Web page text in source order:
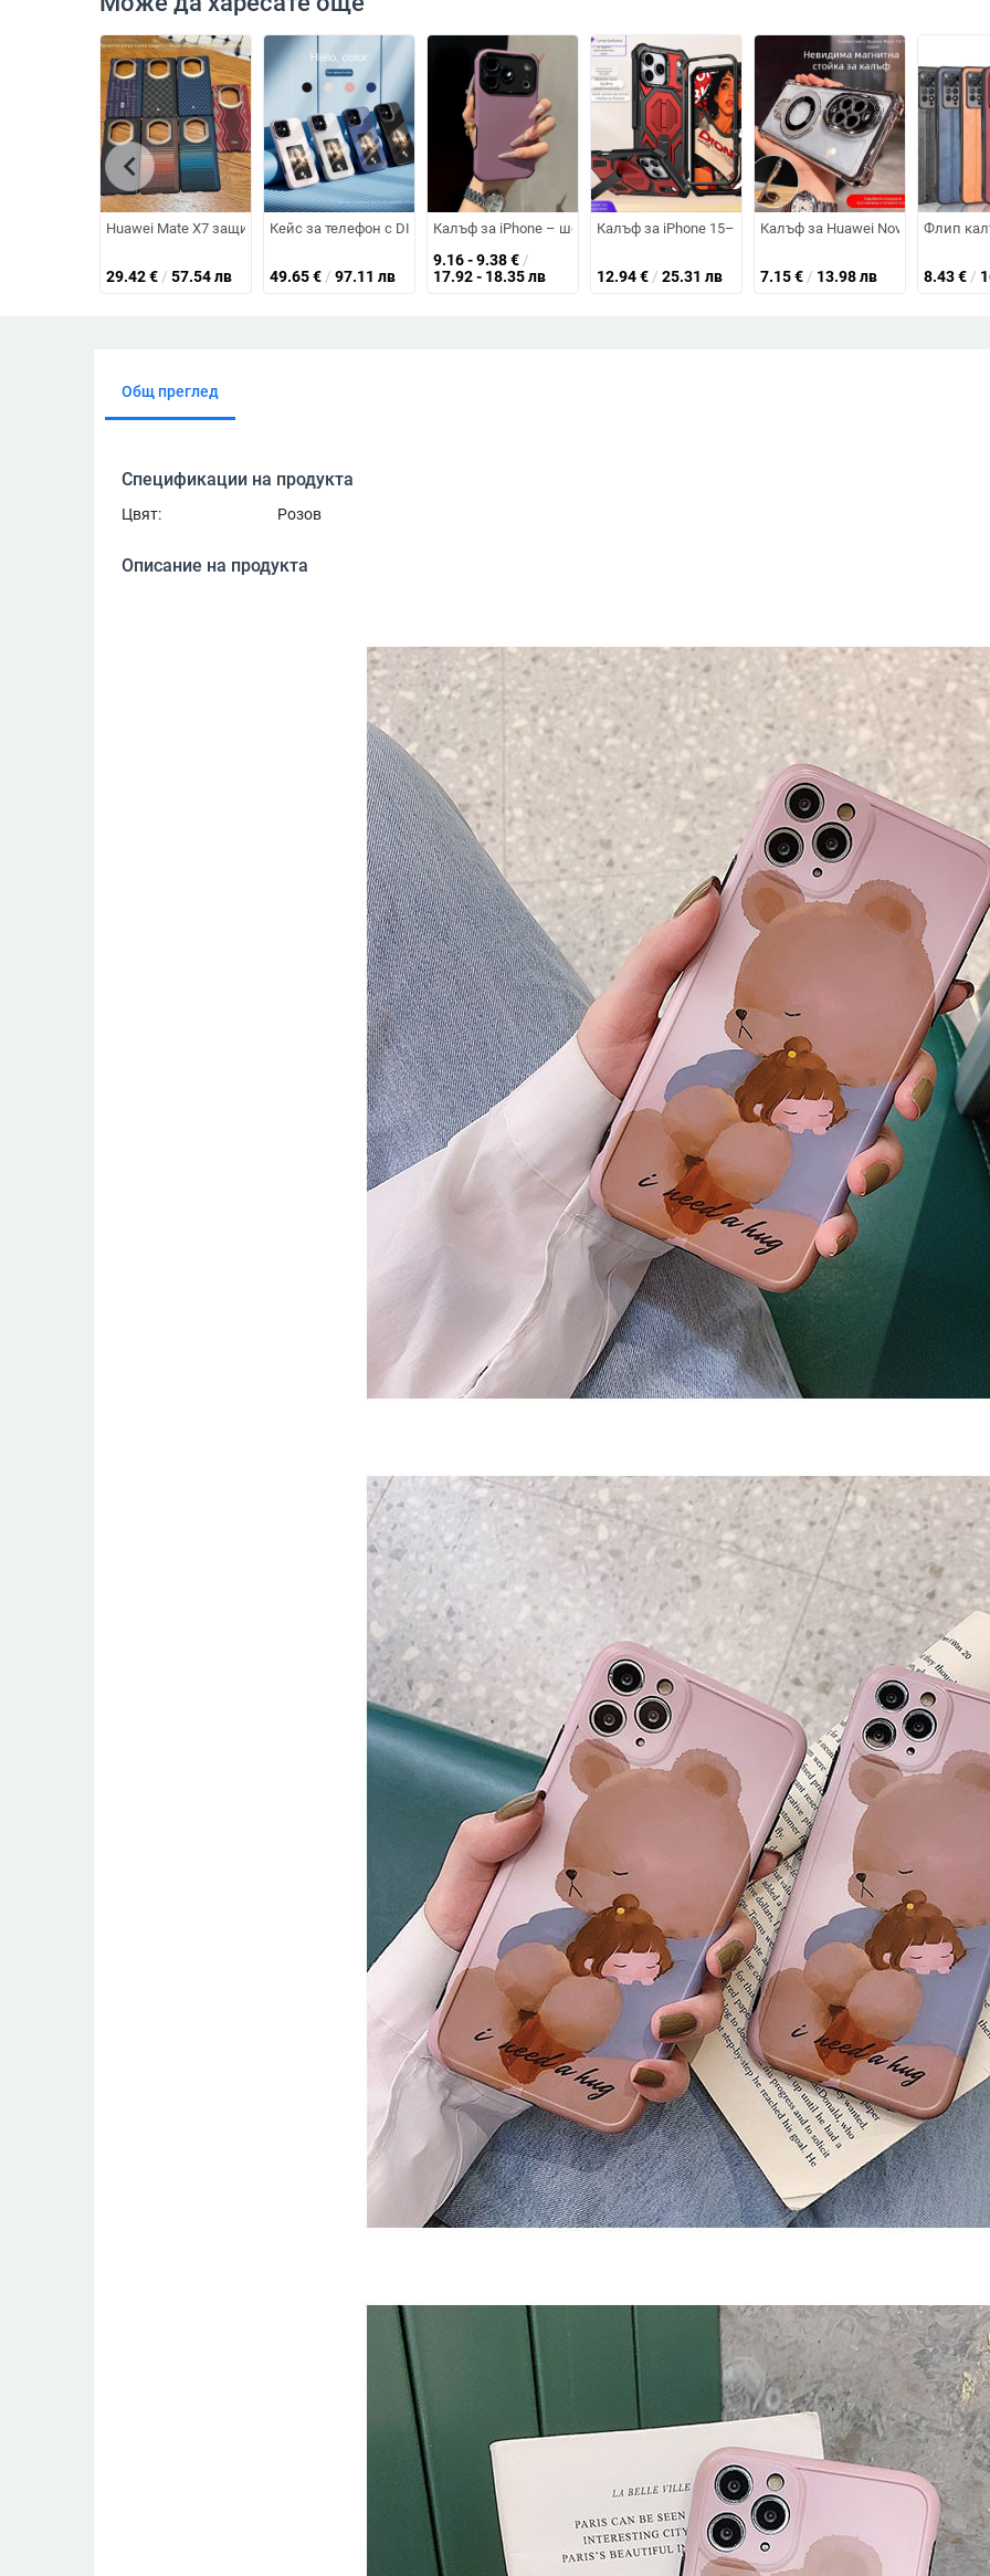
Huawei Mate X7 защитен калъф с кевларова шарка, ултра тънък магнитен дизайн, двуосна противодроп защита, печат чрез
29.42€ / 57.54 лв
Кейс за телефон с DIY четириколорен екран с мастило и AI проекция на екрана, TPU, персонализируем,
49.65€ / 97.11 лв
Калъф за iPhone – шокоустойчив, антиизплъзване, антиотпечатъци, силиконов
9.16 - 9.38€ /
17.92 - 18.35 лв
Калъф за iPhone 15–17 серия с магнитна стойка, три
12.94€ / 25.31 лв
Калъф за Huawei Nova 15 с
7.15€ / 13.98 лв
Флип
8.43€ /
chevron_left
Общ преглед
Спецификации на продукта
Цвят: Розов
Описание на продукта